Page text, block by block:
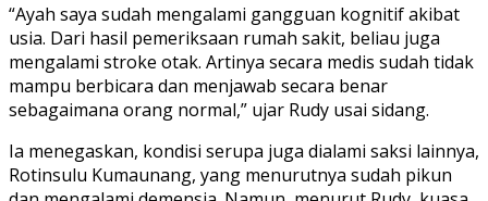
“Ayah saya sudah mengalami gangguan kognitif akibat
usia. Dari hasil pemeriksaan rumah sakit, beliau juga
mengalami stroke otak. Artinya secara medis sudah tidak
mampu berbicara dan menjawab secara benar
sebagaimana orang normal,” ujar Rudy usai sidang.
Ia menegaskan, kondisi serupa juga dialami saksi lainnya,
Rotinsulu Kumaunang, yang menurutnya sudah pikun